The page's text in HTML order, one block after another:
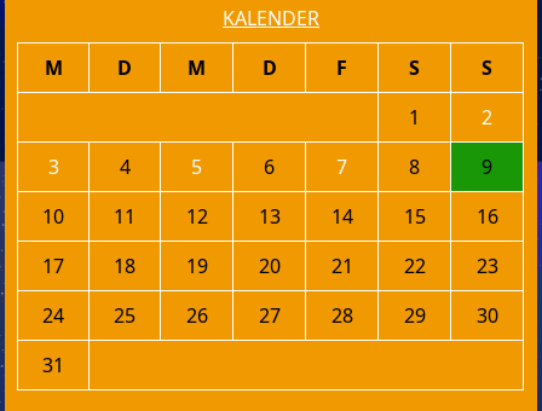
KALENDER
M D M D F S
S
1
2
3
4 5 6 7 8
9
10
11 12 13 14 15
16
17
18 19 20 21 22
23
24
25 26 27 28 29
30
31